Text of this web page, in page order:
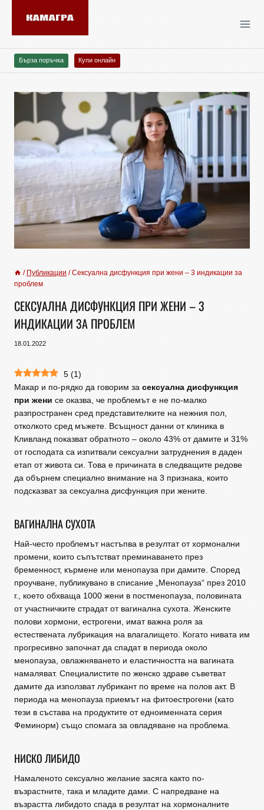
Бърза поръчка Купи онлайн
/ Публикации / Сексуална дисфункция при жени – 3 индикации за
проблем
СЕКСУАЛНА ДИСФУНКЦИЯ ПРИ ЖЕНИ – 3
ИНДИКАЦИИ ЗА ПРОБЛЕМ
18.01.2022
5 (1)
Макар и по-рядко да говорим за сексуална дисфункция
при жени се оказва, че проблемът е не по-малко
разпространен сред представителките на нежния пол,
отколкото сред мъжете. Всъщност данни от клиника в
Кливланд показват обратното – около 43% от дамите и 31%
от господата са изпитвали сексуални затруднения в даден
етап от живота си. Това е причината в следващите редове
да обърнем специално внимание на 3 признака, които
подсказват за сексуална дисфункция при жените.
ВАГИНАЛНА СУХОТА
Най-често проблемът настъпва в резултат от хормонални
промени, които съпътстват преминаването през
бременност, кърмене или менопауза при дамите. Според
проучване, публикувано в списание „Менопауза“ през 2010
г., което обхваща 1000 жени в постменопауза, половината
от участничките страдат от вагинална сухота. Женските
полови хормони, естрогени, имат важна роля за
естествената лубрикация на влагалището. Когато нивата им
прогресивно започнат да спадат в периода около
менопауза, овлажняването и еластичността на вагината
намаляват. Специалистите по женско здраве съветват
дамите да използват лубрикант по време на полов акт. В
периода на менопауза приемът на фитоестрогени (като
тези в състава на продуктите от едноименната серия
Феминорм) също спомага за овладяване на проблема.
НИСКО ЛИБИДО
Намаленото сексуално желание засяга както по-
възрастните, така и младите дами. С напредване на
възрастта либидото спада в резултат на хормоналните